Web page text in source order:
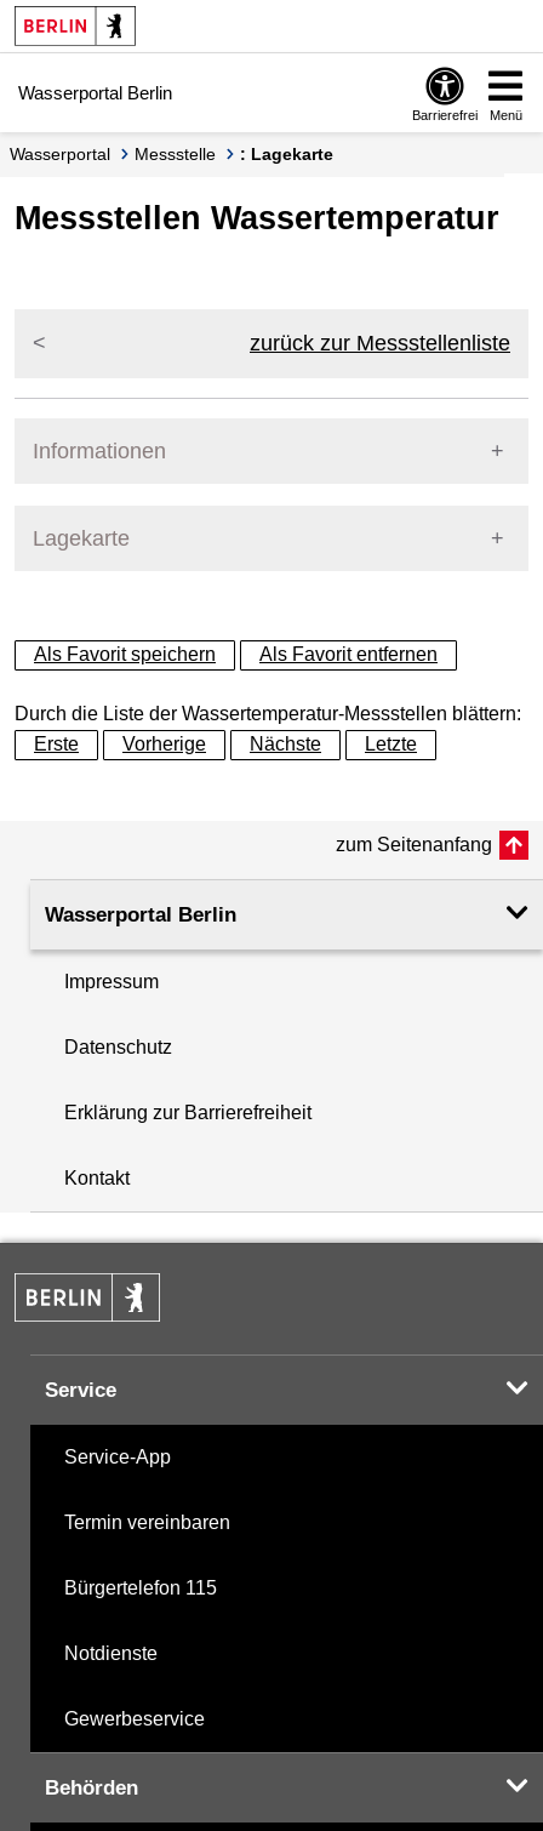
Springe zur Navigation
Springe zum Inhalt
Wasserportal Berlin
Barrierefrei Menü
Wasserportal Messstelle : Lagekarte
Messstellen Wassertemperatur
zurück zur Messstellenliste
Informationen
Lagekarte
+
−
+
−
Als Favorit speichern Als Favorit entfernen
Durch die Liste der Wassertemperatur-Messstellen blättern:
Erste
Vorherige Nächste Letzte
zum Seitenanfang
Wasserportal Berlin
Impressum
Datenschutz
Erklärung zur Barrierefreiheit
Kontakt
Service
Service-App
Termin vereinbaren
Bürgertelefon 115
Notdienste
Gewerbeservice
Behörden